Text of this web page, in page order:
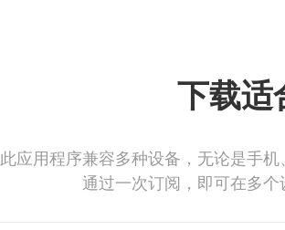
下载适
此应用程序兼容多种设备，无论是手
通过一次订阅，即可在多个